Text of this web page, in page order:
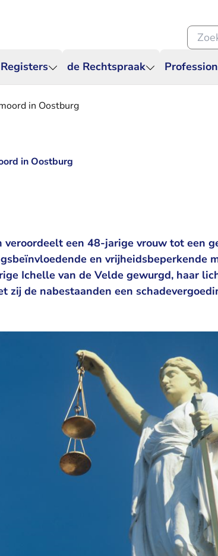
Registers de Rechtspraak
in Oostburg
in Oostburg
een 48-jarige vrouw tot een
en vrijheidsbeperkende
Ichelle van de Velde gewurgd, haar
zij de nabestaanden een